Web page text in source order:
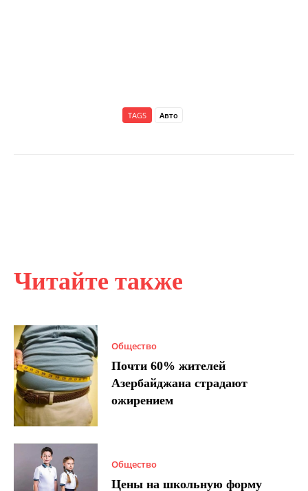
Читайте также
Общество
Почти 60% жителей
Азербайджана страдают
ожирением
Общество
Цены на школьную форму
TAGS Авто